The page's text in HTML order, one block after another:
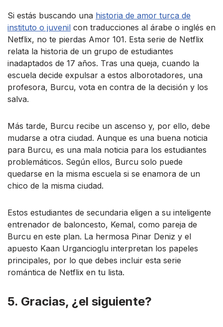
Si estás buscando una historia de amor turca de
instituto o juvenil con traducciones al árabe o inglés en
Netflix, no te pierdas Amor 101. Esta serie de Netflix
relata la historia de un grupo de estudiantes
inadaptados de 17 años. Tras una queja, cuando la
escuela decide expulsar a estos alborotadores, una
profesora, Burcu, vota en contra de la decisión y los
salva.
Más tarde, Burcu recibe un ascenso y, por ello, debe
mudarse a otra ciudad. Aunque es una buena noticia
para Burcu, es una mala noticia para los estudiantes
problemáticos. Según ellos, Burcu solo puede
quedarse en la misma escuela si se enamora de un
chico de la misma ciudad.
Estos estudiantes de secundaria eligen a su inteligente
entrenador de baloncesto, Kemal, como pareja de
Burcu en este plan. La hermosa Pinar Deniz y el
apuesto Kaan Urgancioglu interpretan los papeles
principales, por lo que debes incluir esta serie
romántica de Netflix en tu lista.
5. Gracias, ¿el siguiente?